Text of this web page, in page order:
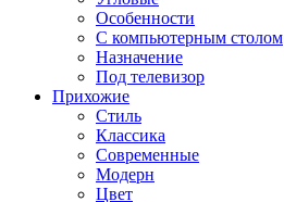
Особенности
С компьютерным столом
Назначение
Под телевизор
Прихожие
Стиль
Классика
Современные
Модерн
Цвет